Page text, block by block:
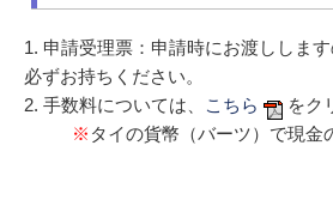
1. 申請受理票：申請時にお渡ししま
必ずお持ちください。
2. 手数料については、
こちら
をク
※ タイの貨幣（バーツ）で現金